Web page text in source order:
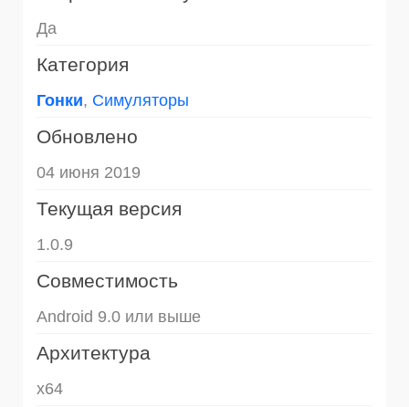
Да
Категория
Гонки, Симуляторы
Обновлено
04 июня 2019
Текущая версия
1.0.9
Совместимость
Android 9.0 или выше
Архитектура
x64